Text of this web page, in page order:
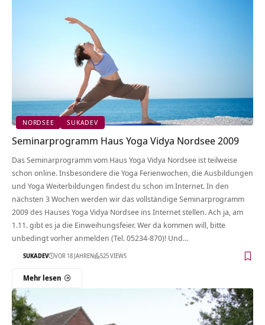
NORDSEE SUKADEV
Seminarprogramm Haus Yoga Vidya Nordsee 2009
Das Seminarprogramm vom Haus Yoga Vidya Nordsee ist teilweise
schon online. Insbesondere die Yoga Ferienwochen, die Ausbildungen
und Yoga Weiterbildungen findest du schon im Internet. In den
nächsten 3 Wochen werden wir das vollständige Seminarprogramm
2009 des Hauses Yoga Vidya Nordsee ins Internet stellen. Ach ja, am
1.11. gibt es ja die Einweihungsfeier. Wer da kommen will, bitte
unbedingt vorher anmelden (Tel. 05234-870)! Und…
SUKADEV VOR 18 JAHREN 525 VIEWS
Mehr lesen